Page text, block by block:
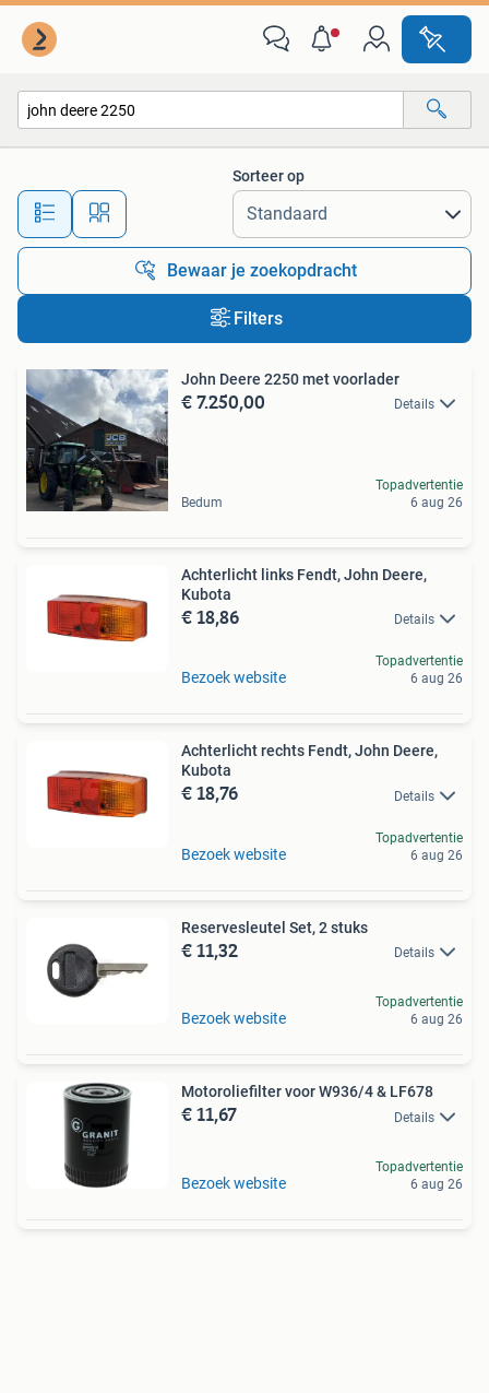
Alle afstanden…
Sorteer op
Bewaar je zoekopdracht
Filters
John Deere 2250 met voorlader
€ 7.250,00 Details
Bedum
Topadvertentie
6 aug 26
Achterlicht links Fendt, John Deere,
Kubota
€ 18,86 Details
Bezoek website
Topadvertentie
6 aug 26
Achterlicht rechts Fendt, John Deere,
Kubota
€ 18,76 Details
Bezoek website
Topadvertentie
6 aug 26
Reservesleutel Set, 2 stuks
€ 11,32 Details
Bezoek website
Topadvertentie
6 aug 26
Motoroliefilter voor W936/4 & LF678
€ 11,67 Details
Bezoek website
Topadvertentie
6 aug 26